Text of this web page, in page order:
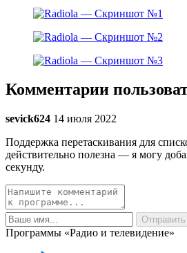
Комментарии
sevick624 14 июля 2022
Поддержка перетаскивания для
действительно полезна — я могу
секунду.
Программы «Радио и телевидение»